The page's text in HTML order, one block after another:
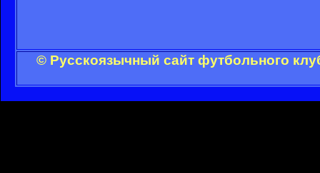
© Русскоязычный сайт футбольного